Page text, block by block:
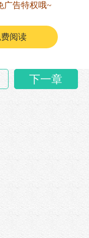
广告特权哦~
阅读
下一章